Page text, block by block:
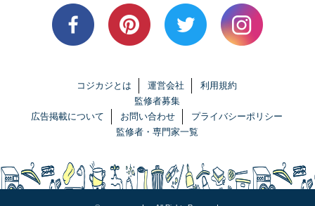
コジカジとは 運営会社
利用規約
監修者募集
広告掲載について
お問い合わせ
プライバシーポリシー
監修者・専門家一覧